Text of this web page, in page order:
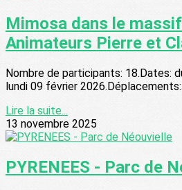
Mimosa dans le
Animateurs Pierre et
Nombre de participants: 18.Dates:
lundi 09 février
Lire la suite...
13 novembre 2025
PYRENEES - Parc de